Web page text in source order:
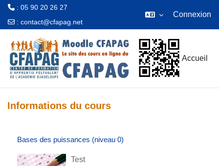
: 05 90 20 26 27
: contact@cfapag.net
Connexion
Accueil
Informations du cours
Bases des puissances (niveau 0)
Test